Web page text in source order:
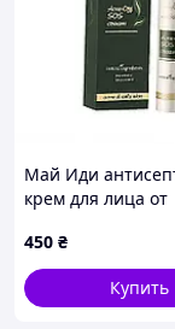
Май Иди
крем для лица от
450 ₴
Купить